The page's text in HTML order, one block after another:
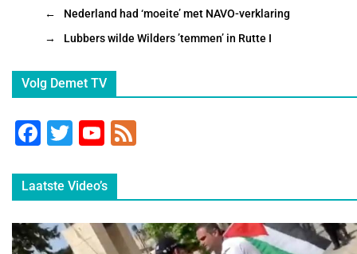
c
e
b
o
o
k
tt
er
ai
l
at
s
p
e
n
←
Nederland had ‘moeite’ met NAVO-verklaring
→
Lubbers wilde Wilders ’temmen’ in Rutte I
Volg Demet TV
F
c
e
b
T
tt
er
Y
u
T
u
d
Laatste Video’s